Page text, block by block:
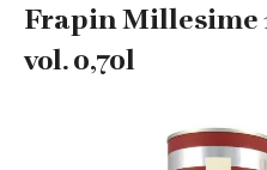
Frapin Millesime
vol. 0,70l
Bildergalerie überspringen